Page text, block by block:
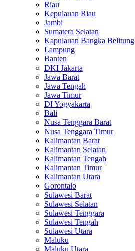
Riau
Kepulauan Riau
Jambi
Sumatera Selatan
Kapulauan Bangka Belitung
Lampung
Banten
DKI Jakarta
Jawa Barat
Jawa Tengah
Jawa Timur
DI Yogyakarta
Bali
Nusa Tenggara Barat
Nusa Tenggara Timur
Kalimantan Barat
Kalimantan Selatan
Kalimantan Tengah
Kalimantan Timur
Kalimantan Utara
Gorontalo
Sulawesi Barat
Sulawesi Selatan
Sulawesi Tenggara
Sulawesi Tengah
Sulawesi Utara
Maluku
Maluku Utara